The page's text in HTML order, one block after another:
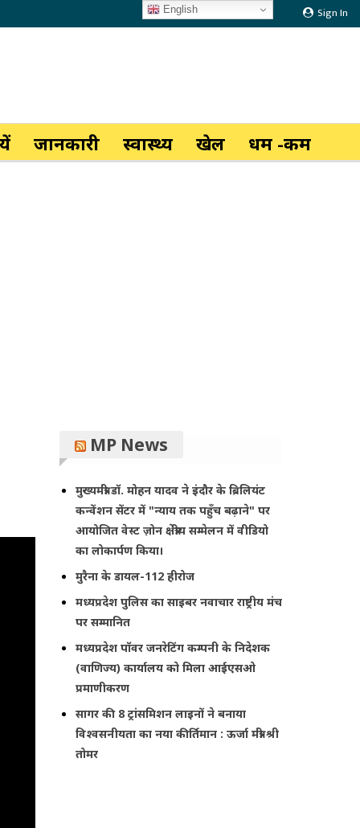
Sign In
जानकारी स्वास्थ्य खेल धर्म -कर्म
MP News
मुख्यमंत्री डॉ. मोहन यादव ने इंदौर के ब्रिलियंट
कन्वेंशन सेंटर में "न्याय तक पहुँच बढ़ाने" पर
आयोजित वेस्ट ज़ोन क्षेत्रीय सम्मेलन में वीडियो
का लोकार्पण किया।
मुरैना के डायल-112 हीरोज
मध्यप्रदेश पुलिस का साइबर नवाचार राष्ट्रीय मंच
पर सम्मानित
मध्यप्रदेश पॉवर जनरेटिंग कम्पनी के निदेशक
(वाणिज्य) कार्यालय को मिला आईएसओ
प्रमाणीकरण
सागर की 8 ट्रांसमिशन लाइनों ने बनाया
विश्वसनीयता का नया कीर्तिमान : ऊर्जा मंत्री श्री
तोमर
English